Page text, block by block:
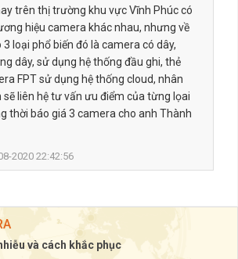
trên thị trường khu vực Vĩnh Phúc có
hiệu camera khác nhau, nhưng về
3 loại phổ biến đó là camera có dây,
dây, sử dụng hệ thống đầu ghi, thẻ
FPT sử dụng hệ thống cloud, nhân
sẽ liên hệ tư vấn ưu điểm của từng lọai
thời báo giá 3 camera cho anh Thành
2020 22:42:56
và cách khắc phục